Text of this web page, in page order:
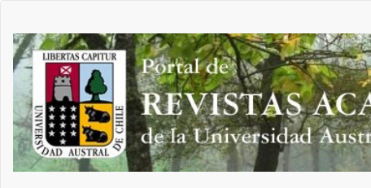
Contenido
principal
Barra
lateral